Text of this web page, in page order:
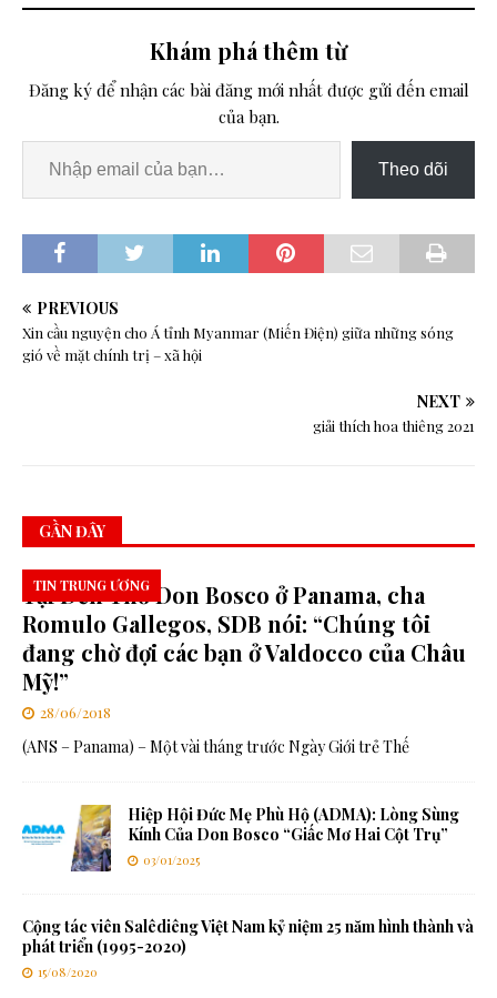
Khám phá thêm từ
Đăng ký để nhận các bài đăng mới nhất được gửi đến email
của bạn.
Theo dõi
PREVIOUS
Xin cầu nguyện cho Á tỉnh Myanmar (Miến Điện) giữa những sóng
gió về mặt chính trị – xã hội
NEXT
giải thích hoa thiêng 2021
GẦN ĐÂY
Tại Đền Thờ Don Bosco ở Panama, cha
Romulo Gallegos, SDB nói: “Chúng tôi
đang chờ đợi các bạn ở Valdocco của Châu
Mỹ!”
TIN TRUNG ƯƠNG
28/06/2018
(ANS – Panama) – Một vài tháng trước Ngày Giới trẻ Thế
Hiệp Hội Đức Mẹ Phù Hộ (ADMA): Lòng Sùng
Kính Của Don Bosco “Giấc Mơ Hai Cột Trụ”
03/01/2025
Cộng tác viên Salêdiêng Việt Nam kỷ niệm 25 năm hình thành và
phát triển (1995-2020)
15/08/2020